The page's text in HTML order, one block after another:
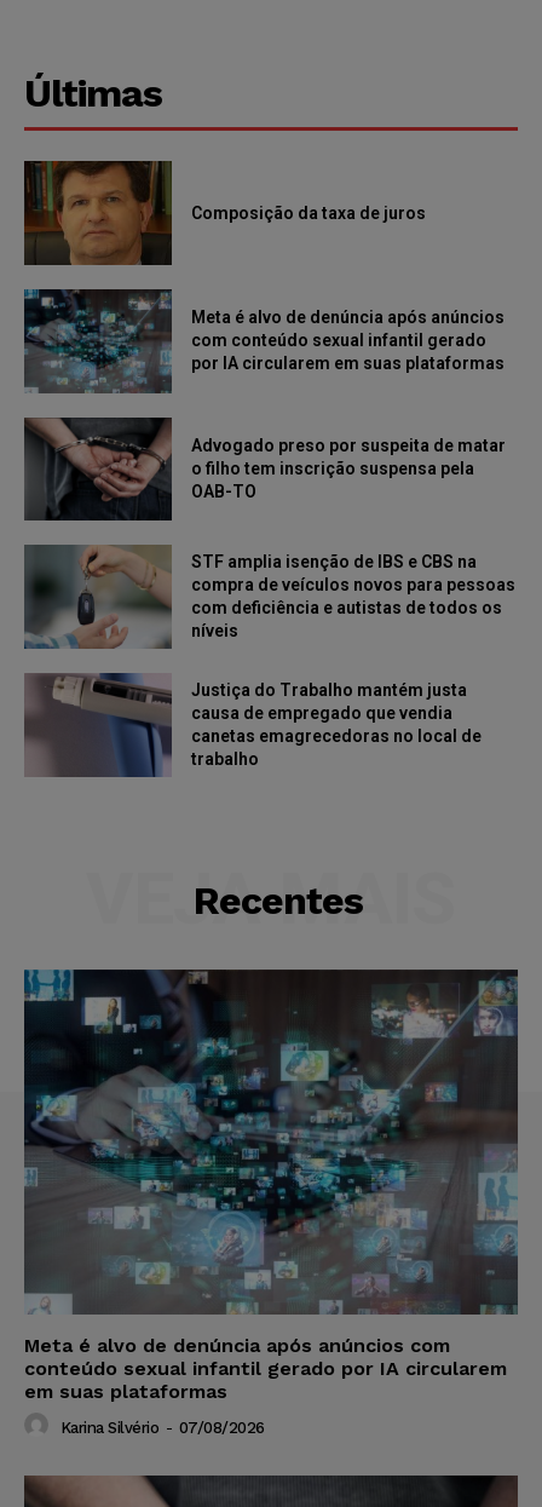
Últimas
Composição da taxa de juros
Meta é alvo de denúncia após anúncios
com conteúdo sexual infantil gerado
por IA circularem em suas plataformas
Advogado preso por suspeita de matar
o filho tem inscrição suspensa pela
OAB-TO
STF amplia isenção de IBS e CBS na
compra de veículos novos para pessoas
com deficiência e autistas de todos os
níveis
Justiça do Trabalho mantém justa
causa de empregado que vendia
canetas emagrecedoras no local de
trabalho
Recentes
VEJA MAIS
Meta é alvo de denúncia após anúncios com
conteúdo sexual infantil gerado por IA circularem
em suas plataformas
Karina Silvério - 07/08/2026